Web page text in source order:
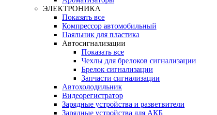
ЭЛЕКТРОНИКА
Показать все
Компрессор автомобильный
Паяльник для пластика
Автосигнализации
Показать все
Чехлы для брелоков сигнализации
Брелок сигнализации
Запчасти сигнализации
Автохолодильник
Видеорегистратор
Зарядные устройства и разветвители
Зарядные устройства для АКБ